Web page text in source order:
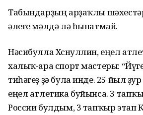
Табындарҙың арҙаҡлы
әлеге мәлдә лә һынатмай.
Нәсибулла Хөснуллин, еңел
халыҡ-ара спорт мастеры:
тиһәгеҙ ҙә була инде. 25 йыл
еңел атлетика буйынса. 3
России булдым, 3 тапҡыр этап